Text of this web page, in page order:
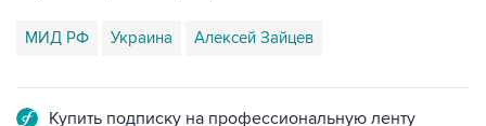
МИД РФ Украина Алексей Зайцев
Купить подписку на профессиональную ленту